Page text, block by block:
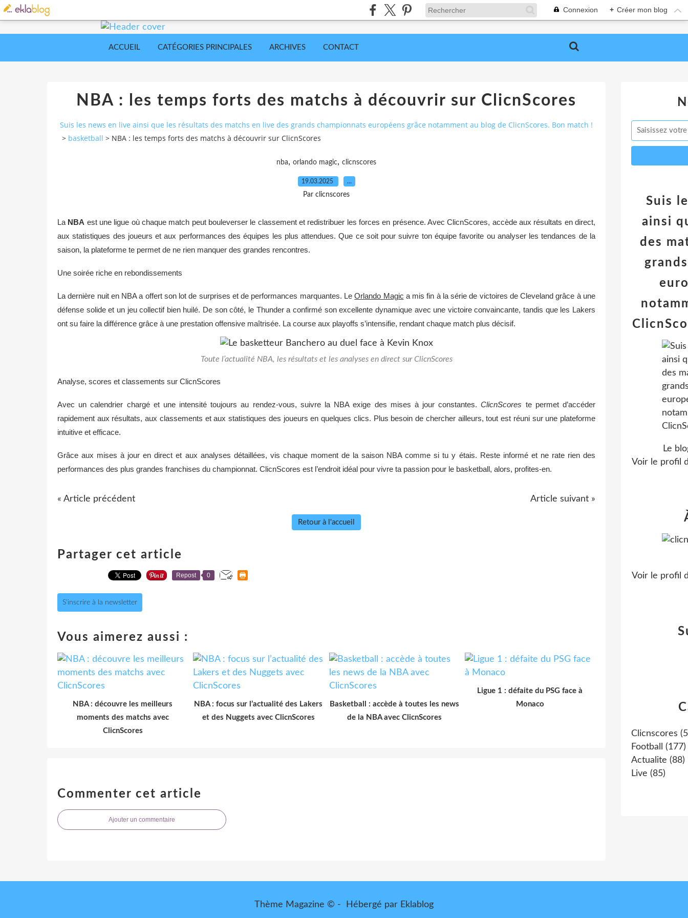
Connexion + Créer mon blog
ACCUEIL CATÉGORIES PRINCIPALES ARCHIVES CONTACT
NBA : les temps forts des matchs à découvrir sur ClicnScores
Suis les news en live ainsi que les résultats des matchs en live des grands championnats européens grâce notamment au blog de ClicnScores. Bon match !
> basketball > NBA : les temps forts des matchs à découvrir sur ClicnScores
nba, orlando magic, clicnscores
19.03.2025 …
Par clicnscores
La NBA est une ligue où chaque match peut bouleverser le classement et redistribuer les forces en présence. Avec ClicnScores, accède aux résultats en direct,
aux statistiques des joueurs et aux performances des équipes les plus attendues. Que ce soit pour suivre ton équipe favorite ou analyser les tendances de la
saison, la plateforme te permet de ne rien manquer des grandes rencontres.
Une soirée riche en rebondissements
La dernière nuit en NBA a offert son lot de surprises et de performances marquantes. LeOrlando Magic a mis fin à la série de victoires de Cleveland grâce à une
défense solide et un jeu collectif bien huilé. De son côté, le Thunder a confirmé son excellente dynamique avec une victoire convaincante, tandis que les Lakers
ont su faire la différence grâce à une prestation offensive maîtrisée. La course aux playoffs s’intensifie, rendant chaque match plus décisif.
Toute l’actualité NBA, les résultats et les analyses en direct sur ClicnScores
Analyse, scores et classements sur ClicnScores
Avec un calendrier chargé et une intensité toujours au rendez-vous, suivre la NBA exige des mises à jour constantes.ClicnScores te permet d’accéder
rapidement aux résultats, aux classements et aux statistiques des joueurs en quelques clics. Plus besoin de chercher ailleurs, tout est réuni sur une plateforme
intuitive et efficace.
Grâce aux mises à jour en direct et aux analyses détaillées, vis chaque moment de la saison NBA comme si tu y étais. Reste informé et ne rate rien des
performances des plus grandes franchises du championnat. ClicnScores est l’endroit idéal pour vivre ta passion pour le basketball, alors, profites-en.
« Article précédent Article suivant »
Retour à l'accueil
Partager cet article
Repost 0
S'inscrire à la newsletter
Vous aimerez aussi :
NBA : découvre les meilleurs
moments des matchs avec
ClicnScores
NBA : focus sur l’actualité des Lakers
et des Nuggets avec ClicnScores
Basketball : accède à toutes les news
de la NBA avec ClicnScores
Ligue 1 : défaite du PSG face à
Monaco
Commenter cet article
Ajouter un commentaire
Clicnscores
Football
(177)
Actualite (88)
Live (85)
Suis
ainsi
des
Le
Voir le profil
Voir le profil
Thème Magazine © - Hébergé par Eklablog